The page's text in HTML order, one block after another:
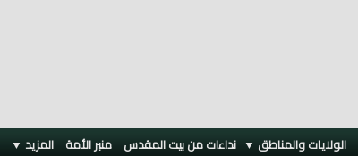
الولايات والمناطق ▼ نداءات من بيت المقدس منبر الأمة المزيد ▼